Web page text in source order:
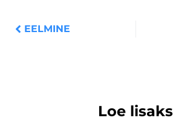
EELMINE
Loe lisaks